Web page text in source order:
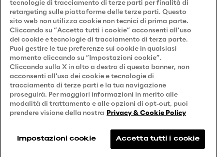
Accessibilità
Careers
Contacts
Reply © 2026
tecnologie di tracciamento di terze parti per finalità di
retargeting sulle piattaforme delle terze parti. Questo
sito web non utilizza cookie non tecnici di prima parte.
Cliccando su “Accetto tutti i cookie” acconsenti all’uso
dei cookie e tecnologie di tracciamento di terza parte.
Puoi gestire le tue preferenze sui cookie in qualsiasi
momento cliccando su “Impostazioni cookie”.
Cliccando sulla X in alto a destra di questo banner, non
acconsenti all'uso dei cookie e tecnologie di
tracciamento di terze parti e la tua navigazione
proseguirà. Per maggiori informazioni in merito alle
modalità di trattamento e alle opzioni di opt-out, puoi
prendere visione della nostra Privacy & Cookie Policy
Impostazioni cookie Accetta tutti i cookie